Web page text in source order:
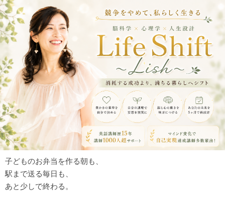
子どものお弁当を作る朝も、
駅まで送る毎日も、
あと少しで終わる。